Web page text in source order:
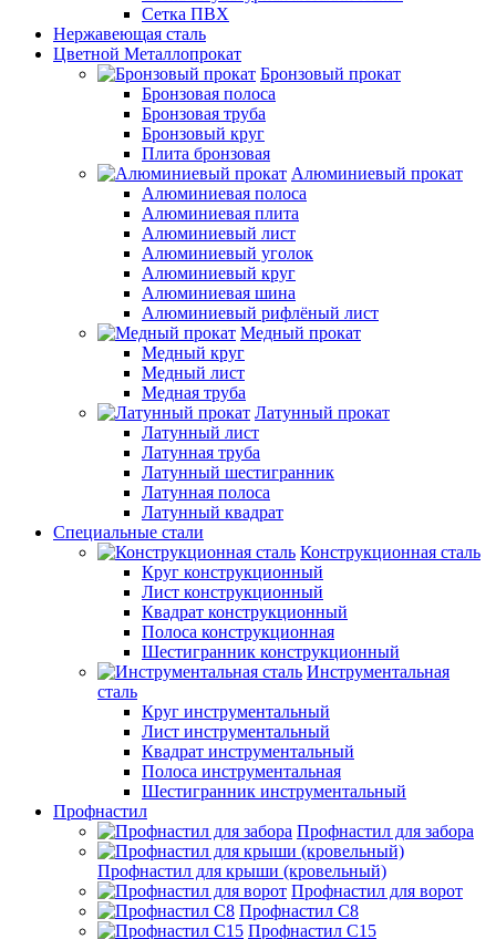
Сетка ПВХ
Нержавеющая сталь
Цветной Металлопрокат
Бронзовый прокат
Бронзовая полоса
Бронзовая труба
Бронзовый круг
Плита бронзовая
Алюминиевый прокат
Алюминиевая полоса
Алюминиевая плита
Алюминиевый лист
Алюминиевый уголок
Алюминиевый круг
Алюминиевая шина
Алюминиевый рифлёный лист
Медный прокат
Медный круг
Медный лист
Медная труба
Латунный прокат
Латунный лист
Латунная труба
Латунный шестигранник
Латунная полоса
Латунный квадрат
Специальные стали
Конструкционная сталь
Круг конструкционный
Лист конструкционный
Квадрат конструкционный
Полоса конструкционная
Шестигранник конструкционный
Инструментальная
сталь
Круг инструментальный
Лист инструментальный
Квадрат инструментальный
Полоса инструментальная
Шестигранник инструментальный
Профнастил
Профнастил для забора
Профнастил для крыши (кровельный)
Профнастил для ворот
Профнастил С8
Профнастил С15